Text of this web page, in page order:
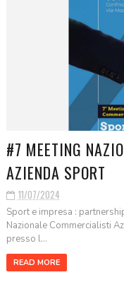
#7 MEETING
AZIENDA SPORT
11/07/2024
Sport e impresa :
Nazionale Commercialisti
presso l...
READ MORE